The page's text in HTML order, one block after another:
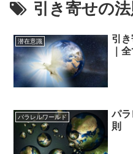
引き寄せの法
潜在意識
引
｜
パラレルワールド
パ
則